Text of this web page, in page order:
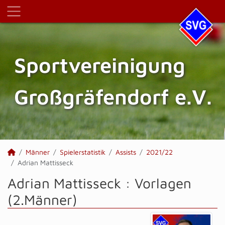
Sportvereinigung
Großgräfendorf e.V.
Männer Spielerstatistik Assists
2021/22
Adrian Mattisseck
Adrian Mattisseck : Vorlagen
(2.Männer)